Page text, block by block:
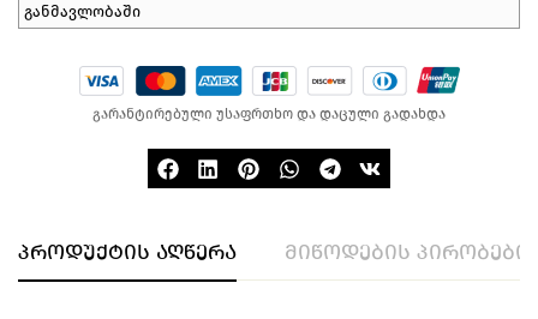
განმავლობაში
გარანტირებული უსაფრთხო და დაცული გადახდა
პროდუქტის აღწერა მიწოდების პირობები